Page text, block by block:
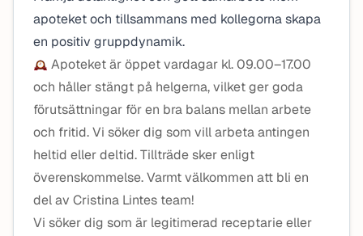
apoteket och tillsammans med kollegorna skapa
en positiv gruppdynamik.
Apoteket är öppet vardagar kl. 09.00–17.00
och håller stängt på helgerna, vilket ger goda
förutsättningar för en bra balans mellan arbete
och fritid. Vi söker dig som vill arbeta antingen
heltid eller deltid. Tillträde sker enligt
överenskommelse. Varmt välkommen att bli en
del av Cristina Lintes team!
Vi söker dig som är legitimerad receptarie eller